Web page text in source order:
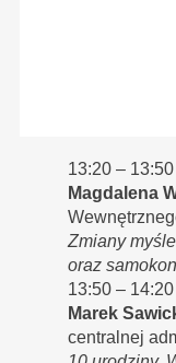
13:20 – 13:50
Magdalena
Zmiany
oraz
13:50 – 14:20
Marek
centralnej